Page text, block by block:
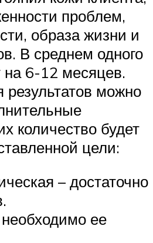
проблем,
образа жизни и
В среднем одного
на 6-12 месяцев.
можно
количество будет
цели:
– достаточно
ее